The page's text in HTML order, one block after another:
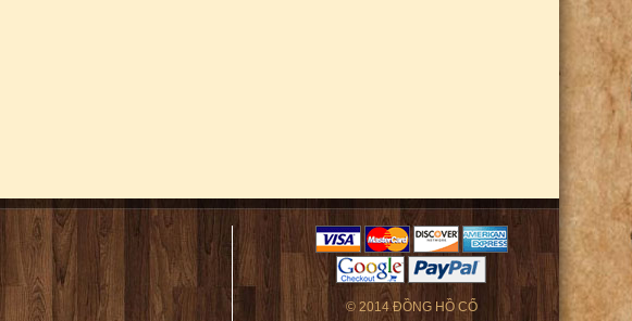
© 2014 ĐỒNG HỒ CỔ